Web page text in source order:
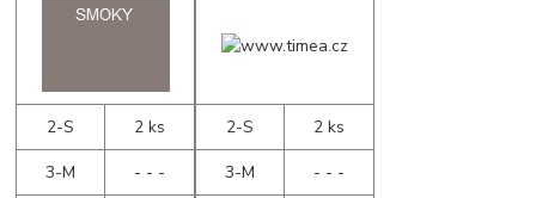
2-S
2 ks
3-M
- - -
2-S
2 ks
3-M
- - -